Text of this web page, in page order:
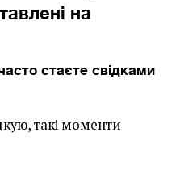
на
стаєте свідками
такі моменти